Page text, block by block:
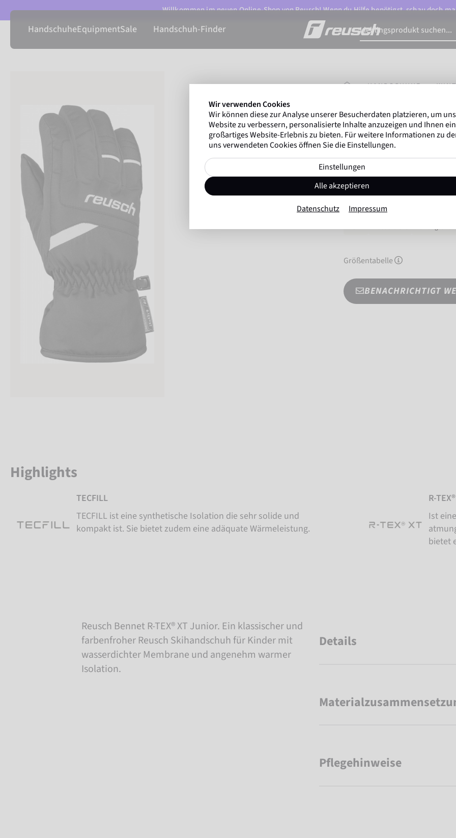
Willkommen im neuen Online-Shop von Reusch! Wenn du Hilfe benötigst, schau doch
HandschuheEquipmentSale Handschuh-Finder
STARTSEITEHANDSCHUHE
Marco Odermatt
und
Winterathletenweltweit
Reusch Bennet
Artikel-Nr. 6061206
Größentabelle
BENACHRICHTIGT
Highlights
TECFILL
TECFILL ist eine synthetische Isolation die sehr solide und
kompakt ist. Sie bietet zudem eine adäquate Wärmeleistung.
R-
Ist
bietet
Reusch Bennet R-TEX® XT Junior. Ein klassischer und
farbenfroher Reusch Skihandschuh für Kinder mit
wasserdichter Membrane und angenehm warmer
Isolation.
Details
Pflegehinweise
Wir verwenden Cookies
Wir können diese zur Analyse unserer Besucherdaten platzieren, um
Website zu verbessern, personalisierte Inhalte anzuzeigen und Ihnen ein
großartiges Website-Erlebnis zu bieten. Für weitere Informationen zu
uns verwendeten Cookies öffnen Sie die Einstellungen.
Einstellungen
Alle akzeptieren
Datenschutz Impressum